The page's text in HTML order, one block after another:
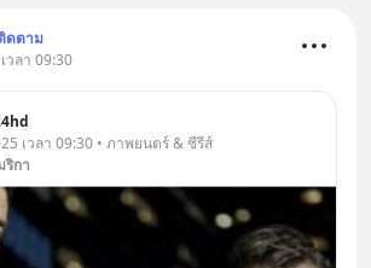
ดตาม
วลา 09:30
เวลา 09:30 • ภาพยนตร์ & ซีรีส์
ริกา